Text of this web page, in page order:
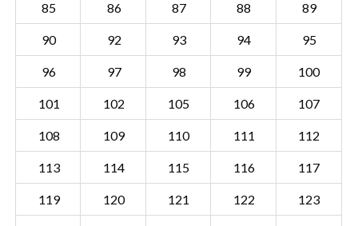
85 86 87 88 89
90 92 93 94 95
96 97 98 99 100
101 102 105 106 107
108 109 110 111 112
113 114 115 116 117
119 120 121 122 123
Sectie UDN00 N
Gemeente Uden
Details